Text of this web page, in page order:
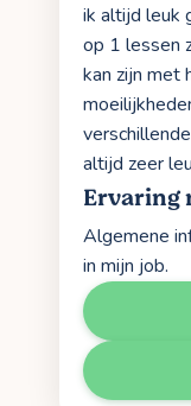
ik altijd leuk
op 1 lessen
kan zijn met
altijd zeer
Ervaring
Algemene
in mijn job.